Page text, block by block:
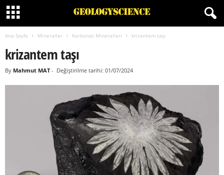
Ana Sayfa Mineraller Karbonat Mineralleri krizantem taşı
krizantem taşı
By Mahmut MAT- Değiştirilme tarihi: 01/07/2024